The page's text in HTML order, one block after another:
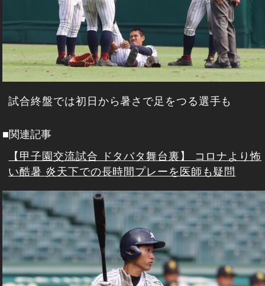
試合終盤では初日から暑さで足をつる選手も
■関連記事
【甲子園交流試合 ドタバタ舞台裏】 コロナより怖
い酷暑 炎天下での長時間プレーを医師も疑問